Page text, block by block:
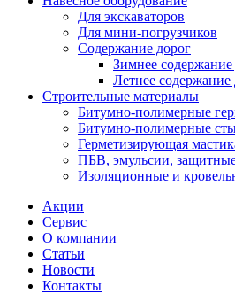
Для экскаваторов
Для мини-погрузчиков
Содержание дорог
Зимнее содержание
Летнее содержание
Строительные материалы
Битумно-полимерные
Битумно-полимерные
Герметизирующая
ПБВ, эмульсии,
Изоляционные и
Акции
Сервис
О компании
Статьи
Новости
Контакты